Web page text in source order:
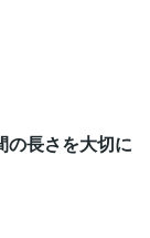
の長さを大切に